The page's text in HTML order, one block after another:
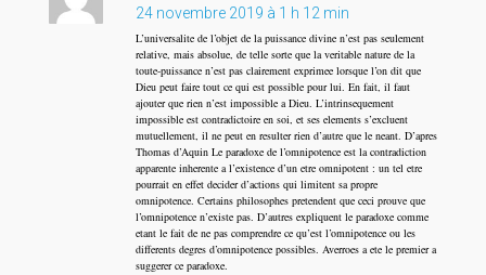
24 novembre 2019 à 1 h 12 min
L’universalite de l’objet de la puissance divine n’est pas seulement
relative, mais absolue, de telle sorte que la veritable nature de la
toute-puissance n’est pas clairement exprimee lorsque l’on dit que
Dieu peut faire tout ce qui est possible pour lui. En fait, il faut
ajouter que rien n’est impossible a Dieu. L’intrinsequement
impossible est contradictoire en soi, et ses elements s’excluent
mutuellement, il ne peut en resulter rien d’autre que le neant. D’apres
Thomas d’Aquin Le paradoxe de l’omnipotence est la contradiction
apparente inherente a l’existence d’un etre omnipotent : un tel etre
pourrait en effet decider d’actions qui limitent sa propre
omnipotence. Certains philosophes pretendent que ceci prouve que
l’omnipotence n’existe pas. D’autres expliquent le paradoxe comme
etant le fait de ne pas comprendre ce qu’est l’omnipotence ou les
differents degres d’omnipotence possibles. Averroes a ete le premier a
suggerer ce paradoxe.